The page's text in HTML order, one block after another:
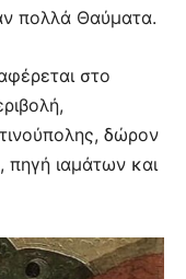
πολλά Θαύματα.
στο
δώρον
πηγή ιαμάτων και